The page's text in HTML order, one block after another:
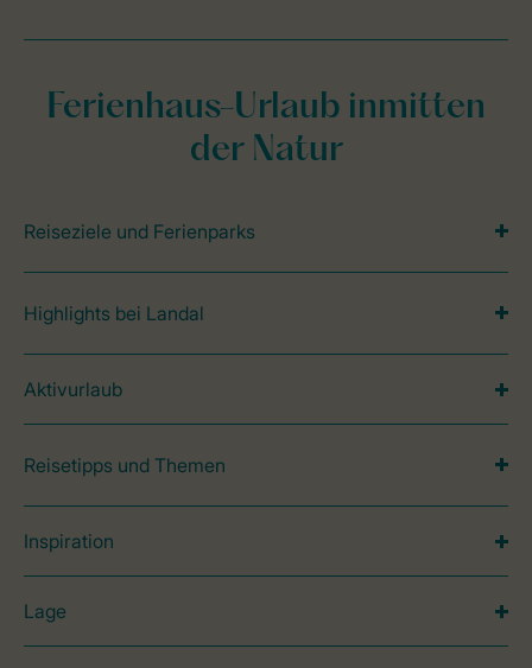
Ferienhaus-Urlaub inmitten
der Natur
Reiseziele und Ferienparks
Highlights bei Landal
Aktivurlaub
Reisetipps und Themen
Inspiration
Lage